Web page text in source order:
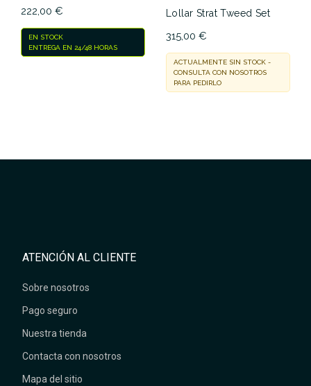
222,00 €
EN STOCK
ENTREGA EN 24/48 HORAS
Lollar Strat Tweed Set
315,00 €
ACTUALMENTE SIN STOCK -
CONSULTA CON NOSOTROS
PARA PEDIRLO
ATENCIÓN AL CLIENTE
Sobre nosotros
Pago seguro
Nuestra tienda
Contacta con nosotros
Mapa del sitio